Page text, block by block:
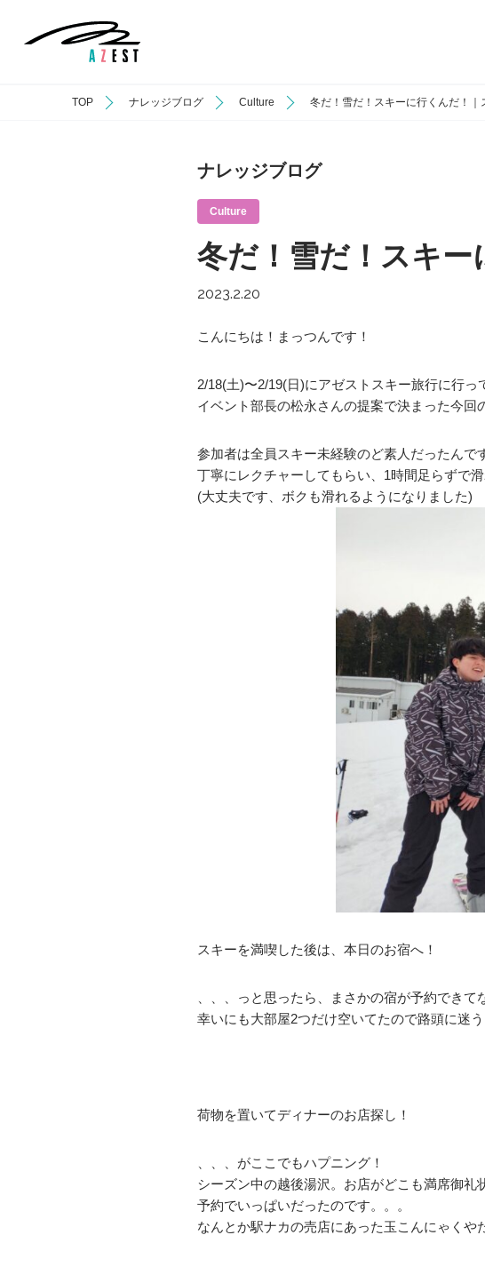
TOP ナレッジブログ Culture 冬だ！雪だ！スキーに行くんだ！｜
ナレッジブログ
Culture
冬だ！雪だ！スキ
2023.2.20
こんにちは！まっつんです！
2/18(土)〜2/19(日)にアゼストスキー旅行に行っ
イベント部長の松永さんの提案で決まった今回
参加者は全員スキー未経験のど素人だったんで
丁寧にレクチャーしてもらい、1時間足らずで
(大丈夫です、ボクも滑れるようになりました)
スキーを満喫した後は、本日のお宿へ！
、、、っと思ったら、まさかの宿が予約できて
幸いにも大部屋2つだけ空いてたので路頭に迷
荷物を置いてディナーのお店探し！
、、、がここでもハプニング！
シーズン中の越後湯沢。お店がどこも満席御礼
予約でいっぱいだったのです。。。
なんとか駅ナカの売店にあった玉こんにゃくや